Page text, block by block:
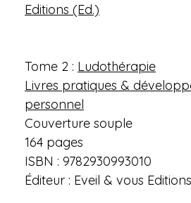
Editions (Ed.)
Tome 2 : Ludothérapie
Livres pratiques &
personnel
Couverture souple
164 pages
ISBN : 9782930993010
Éditeur : Eveil & vous Editions